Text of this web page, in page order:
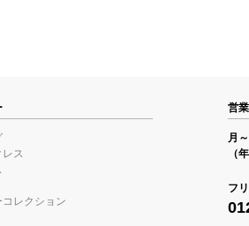
ス
レクション
営
月
（
フ